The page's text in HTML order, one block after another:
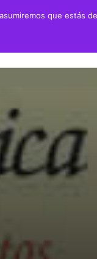
Juan Negrín
alumnado
que estás